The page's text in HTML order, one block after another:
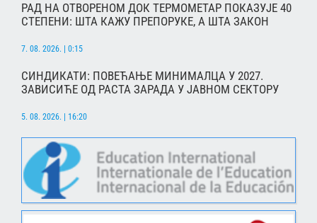
РАД НА ОТВОРЕНОМ ДОК ТЕРМОМЕТАР ПОКАЗУЈЕ 40
СТЕПЕНИ: ШТА КАЖУ ПРЕПОРУКЕ, А ШТА ЗАКОН
7. 08. 2026. | 0:15
СИНДИКАТИ: ПОВЕЋАЊЕ МИНИМАЛЦА У 2027.
ЗАВИСИЋЕ ОД РАСТА ЗАРАДА У ЈАВНОМ СЕКТОРУ
5. 08. 2026. | 16:20